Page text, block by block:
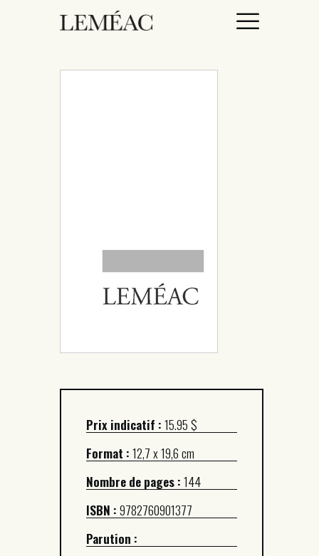
À PROPOS
Prix indicatif :15.95 $
Format :12,7 x 19,6 cm
Nombre de pages :144
ISBN :9782760901377
Parution :